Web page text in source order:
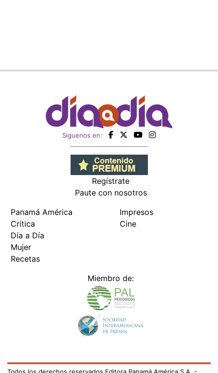
Siguenos en:
Regístrate
Paute con nosotros
Panamá América
Crítica
Día a Día
Mujer
Recetas
Impresos
Cine
Miembro de: